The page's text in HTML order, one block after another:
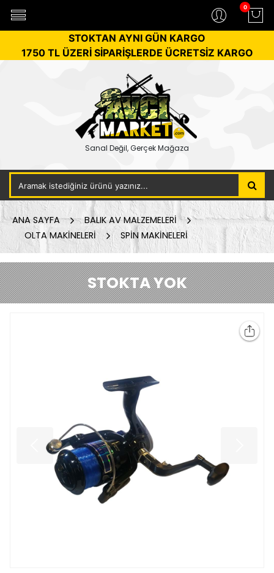
0
STOKTAN AYNI GÜN KARGO
1750 TL ÜZERİ SİPARİŞLERDE ÜCRETSİZ KARGO
Sanal Değil, Gerçek Mağaza
ANA SAYFA
BALIK AV MALZEMELERİ
OLTA MAKİNELERİ
SPİN MAKİNELERİ
STOKTA YOK